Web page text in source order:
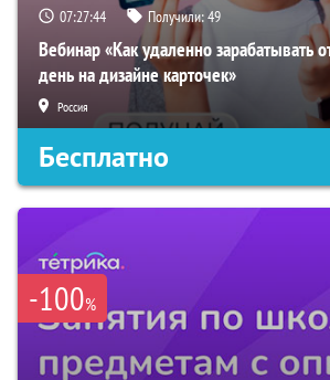
07:27:43 Получили:49
Вебинар «Как удаленно зарабатывать
день на дизайне карточек»
Россия
Бесплатно
-100%